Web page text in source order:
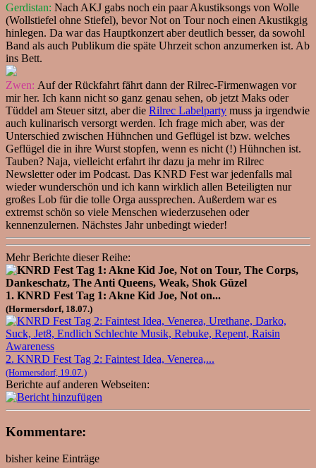
Gerdistan: Nach AKJ gabs noch ein paar Akustiksongs von Wolle
(Wollstiefel ohne Stiefel), bevor Not on Tour noch einen Akustikgig
hinlegen. Da war das Hauptkonzert aber deutlich besser, da sowohl
Band als auch Publikum die späte Uhrzeit schon anzumerken ist. Ab
ins Bett.
Zwen: Auf der Rückfahrt fährt dann der Rilrec-Firmenwagen vor
mir her. Ich kann nicht so ganz genau sehen, ob jetzt Maks oder
Tüddel am Steuer sitzt, aber die Rilrec Labelparty muss ja irgendwie
auch kulinarisch versorgt werden. Ich frage mich aber, was der
Unterschied zwischen Hühnchen und Geflügel ist bzw. welches
Geflügel die in ihre Wurst stopfen, wenn es nicht (!) Hühnchen ist.
Tauben? Naja, vielleicht erfahrt ihr dazu ja mehr im Rilrec
Newsletter oder im Podcast. Das KNRD Fest war jedenfalls mal
wieder wunderschön und ich kann wirklich allen Beteiligten nur
großes Lob für die tolle Orga aussprechen. Außerdem war es
extremst schön so viele Menschen wiederzusehen oder
kennenzulernen. Nächstes Jahr unbedingt wieder!
Mehr Berichte dieser Reihe:
1. KNRD Fest Tag 1: Akne Kid Joe, Not on...
(Hormersdorf, 18.07.)
2. KNRD Fest Tag 2: Faintest Idea, Venerea,...
(Hormersdorf, 19.07.)
Berichte auf anderen Webseiten:
Kommentare:
bisher keine Einträge